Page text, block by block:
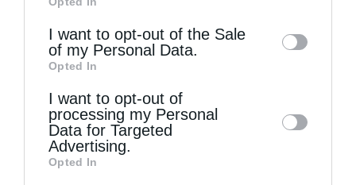
of downstream participants. This
information may also be disclosed by us to
third parties on theIAB’s List of
Downstream Participants
disclose it to other third parties.
I want to opt-out of the Sale
of my Personal Data.
Opted In
I want to opt-out of
processing my Personal
Data for Targeted
Advertising.
Opted In
Βλέπουμε καθαρά ότι η μετάβαση από
την κοινωνία των πατεράδων μας στην
μας γίνεται μέσα από μια σχέση
αντίστροφης αναλογίας ανάμεσα στη
γνώση και στην πίστη στον Θεό